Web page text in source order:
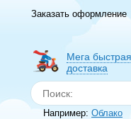
Заказать оформление
Мега быстрая
доставка
Например: Облако